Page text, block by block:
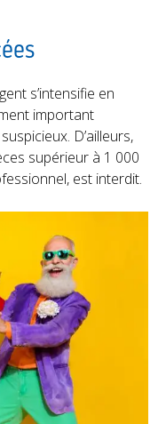
s’intensifie en
important
D’ailleurs,
supérieur à 1 000
est interdit.